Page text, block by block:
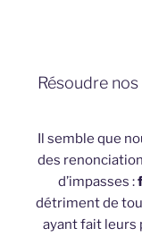
Résoudre
Il semble que
des
d’impasses :
détriment de
ayant fait leurs